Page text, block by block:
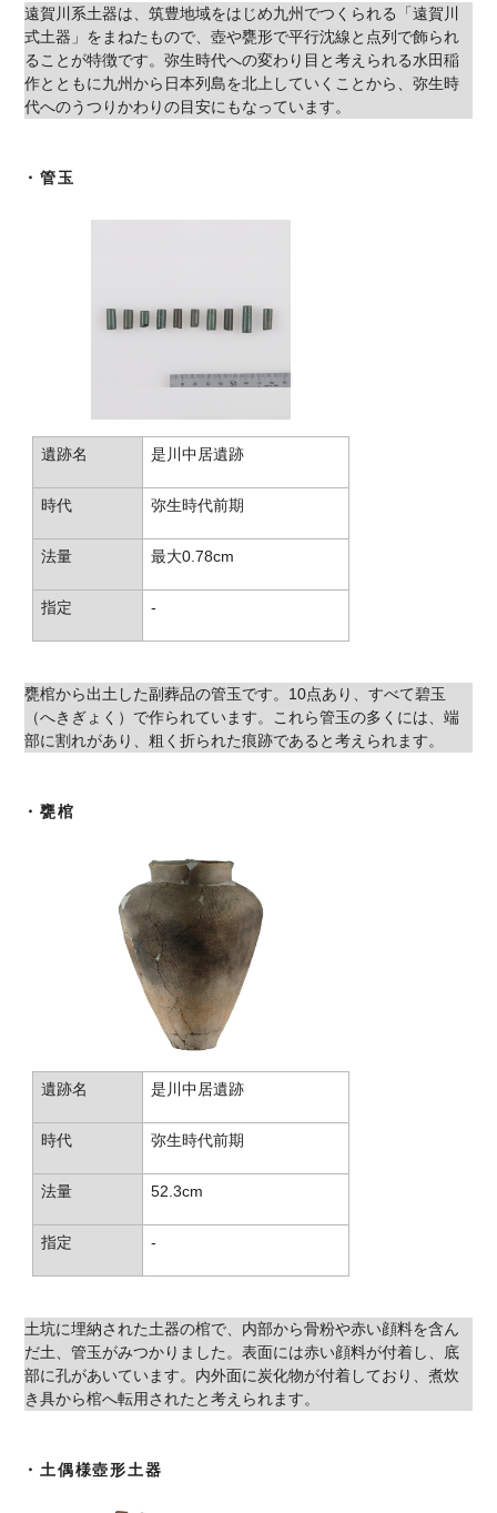
遠賀川系土器は、筑豊地域をはじめ九州でつくられる「遠賀川
式土器」をまねたもので、壺や甕形で平行沈線と点列で飾られ
ることが特徴です。弥生時代への変わり目と考えられる水田稲
作とともに九州から日本列島を北上していくことから、弥生時
代へのうつりかわりの目安にもなっています。
・管玉
遺跡名 是川中居遺跡
時代 弥生時代前期
法量 最大0.78cm
指定 -
甕棺から出土した副葬品の管玉です。10点あり、すべて碧玉
（へきぎょく）で作られています。これら管玉の多くには、端
部に割れがあり、粗く折られた痕跡であると考えられます。
・甕棺
遺跡名 是川中居遺跡
時代 弥生時代前期
法量 52.3cm
指定 -
土坑に埋納された土器の棺で、内部から骨粉や赤い顔料を含ん
だ土、管玉がみつかりました。表面には赤い顔料が付着し、底
部に孔があいています。内外面に炭化物が付着しており、煮炊
き具から棺へ転用されたと考えられます。
・土偶様壺形土器